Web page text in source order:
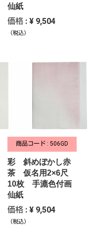
仙紙
価格 : ¥ 9,504
（税込）
商品コード : 506GD
彩 斜めぼかし赤
茶 仮名用2×6尺
10枚 手漉色付画
仙紙
価格 : ¥ 9,504
（税込）